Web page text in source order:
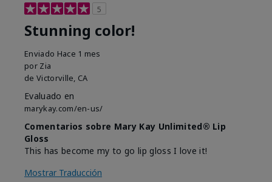
5
Stunning color!
Enviado Hace 1 mes
por Zia
de Victorville, CA
Evaluado en
marykay.com/en-us/
Comentarios sobre Mary Kay Unlimited® Lip
Gloss
This has become my to go lip gloss I love it!
Mostrar Traducción